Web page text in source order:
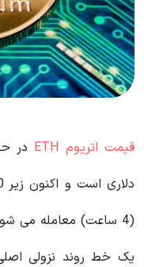
قیمت اتریوم ETH
(4 ساعت) معامله می شود.